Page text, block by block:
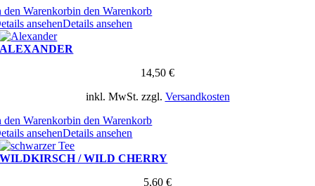
den Warenkorbin den Warenkorb
ansehenDetails ansehen
ALEXANDER
14,50 €
inkl. MwSt. zzgl. Versandkosten
den Warenkorbin den Warenkorb
ansehenDetails ansehen
WILDKIRSCH / WILD CHERRY
5,60 €